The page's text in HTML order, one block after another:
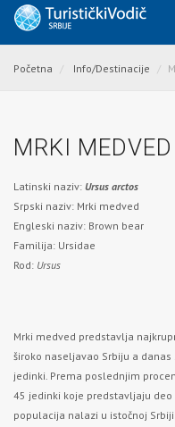
Početna Info/Destinacije
MRKI MEDVED
Latinski naziv: Ursus arctos
Srpski naziv: Mrki medved
Engleski naziv: Brown bear
Familija: Ursidae
Rod: Ursus
Mrki medved predstavlja
široko naseljavao Srbiju a
jedinki. Prema poslednjim
45 jedinki koje predstavljaju
populacija nalazi u istočnoj